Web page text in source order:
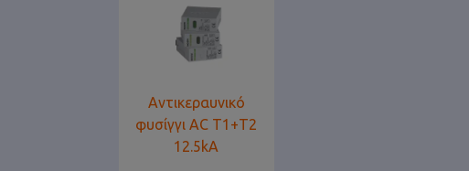
Αντικεραυνικό
φυσίγγι AC T1+T2
12.5kA